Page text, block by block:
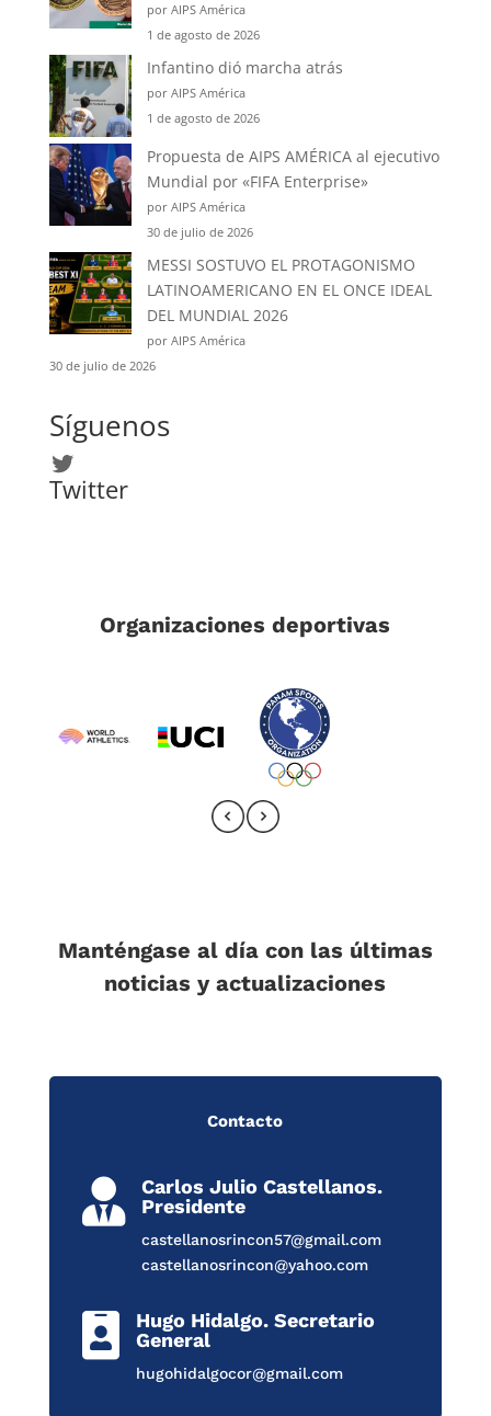
por AIPS América
1 de agosto de 2026
Infantino dió marcha atrás
por AIPS América
1 de agosto de 2026
Propuesta de AIPS AMÉRICA al ejecutivo
Mundial por «FIFA Enterprise»
por AIPS América
30 de julio de 2026
MESSI SOSTUVO EL PROTAGONISMO
LATINOAMERICANO EN EL ONCE IDEAL
DEL MUNDIAL 2026
por AIPS América
30 de julio de 2026
Síguenos
Twitter
Twitter
Organizaciones deportivas
Manténgase al día con las últimas
noticias y actualizaciones
Contacto

Carlos Julio Castellanos.
Presidente
castellanosrincon57@gmail.com
castellanosrincon@yahoo.com

Hugo Hidalgo. Secretario
General
hugohidalgocor@gmail.com